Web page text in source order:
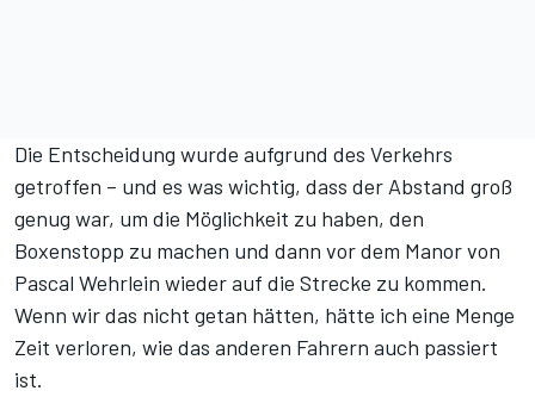
Die Entscheidung wurde aufgrund des Verkehrs
getroffen – und es was wichtig, dass der Abstand groß
genug war, um die Möglichkeit zu haben, den
Boxenstopp zu machen und dann vor dem Manor von
Pascal Wehrlein wieder auf die Strecke zu kommen.
Wenn wir das nicht getan hätten, hätte ich eine Menge
Zeit verloren, wie das anderen Fahrern auch passiert
ist.